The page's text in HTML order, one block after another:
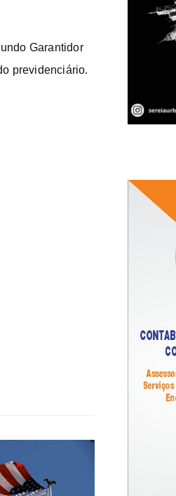
Garantidor
previdenciário.